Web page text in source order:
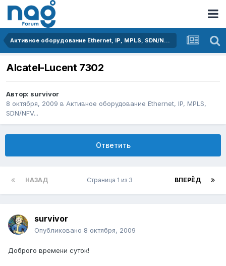
Активное оборудование Ethernet, IP, MPLS, SDN/NFV...
Alcatel-Lucent 7302
Автор: survivor
8 октября, 2009 в Активное оборудование Ethernet, IP, MPLS,
SDN/NFV...
Ответить
НАЗАД ВПЕРЁД
Страница 1 из 3
survivor
Опубликовано 8 октября, 2009
Доброго времени суток!